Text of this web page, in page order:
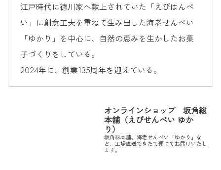
江戸時代に徳川家へ献上されていた「えびはんぺ
い」に創意工夫を重ねて生み出した海老せんべい
「ゆかり」を中心に、自然の恵みを生かしたお菓
子づくりをしている。
2024年に、創業135周年を迎えている。
オンラインショップ 坂角総
本舖（えびせんべい ゆか
り）
坂角総本舖。海老せんべい「ゆかり」な
ど、工場直送できたて便にてお届けいたし
ます。